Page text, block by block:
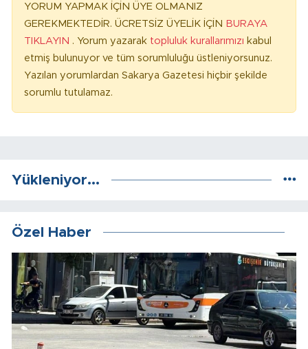
YORUM YAPMAK İÇİN ÜYE OLMANIZ
GEREKMEKTEDİR. ÜCRETSİZ ÜYELİK İÇİN BURAYA
TIKLAYIN . Yorum yazarak topluluk kurallarımızı kabul
etmiş bulunuyor ve tüm sorumluluğu üstleniyorsunuz.
Yazılan yorumlardan Sakarya Gazetesi hiçbir şekilde
sorumlu tutulamaz.
Yükleniyor...
Özel Haber